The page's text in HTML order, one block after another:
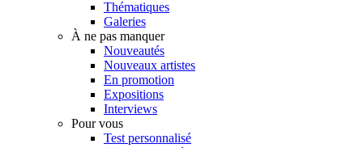
Thématiques
Galeries
À ne pas manquer
Nouveautés
Nouveaux artistes
En promotion
Expositions
Interviews
Pour vous
Test personnalisé